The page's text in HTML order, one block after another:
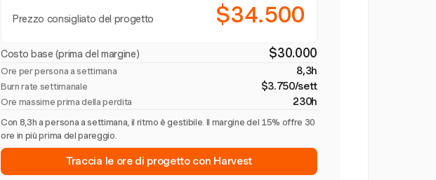
Prezzo consigliato del progetto $34.500
Costo base (prima del margine) $30.000
Ore per persona a settimana 8,3h
Burn rate settimanale $3.750/sett
Ore massime prima della perdita 230h
Con 8,3h a persona a settimana, il ritmo è gestibile. Il margine del 15% offre 30
ore in più prima del pareggio.
Traccia le ore di progetto con Harvest